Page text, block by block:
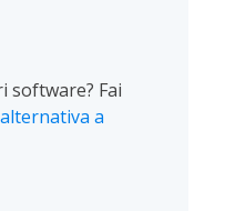
software? Fai
alternativa a